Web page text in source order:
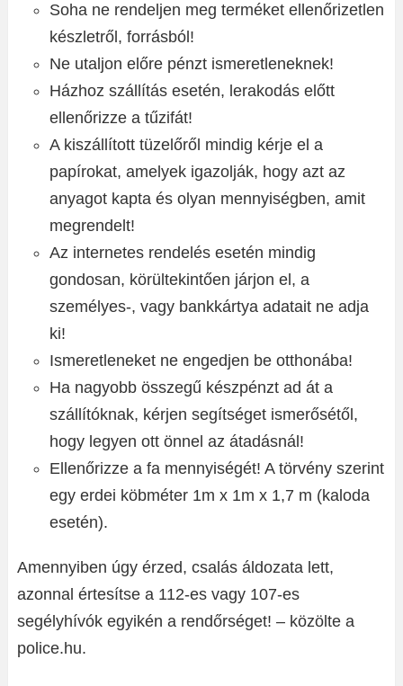
Soha ne rendeljen meg terméket ellenőrizetlen
készletről, forrásból!
Ne utaljon előre pénzt ismeretleneknek!
Házhoz szállítás esetén, lerakodás előtt
ellenőrizze a tűzifát!
A kiszállított tüzelőről mindig kérje el a
papírokat, amelyek igazolják, hogy azt az
anyagot kapta és olyan mennyiségben, amit
megrendelt!
Az internetes rendelés esetén mindig
gondosan, körültekintően járjon el, a
személyes-, vagy bankkártya adatait ne adja
ki!
Ismeretleneket ne engedjen be otthonába!
Ha nagyobb összegű készpénzt ad át a
szállítóknak, kérjen segítséget ismerősétől,
hogy legyen ott önnel az átadásnál!
Ellenőrizze a fa mennyiségét! A törvény szerint
egy erdei köbméter 1m x 1m x 1,7 m (kaloda
esetén).
Amennyiben úgy érzed, csalás áldozata lett,
azonnal értesítse a 112-es vagy 107-es
segélyhívók egyikén a rendőrséget! – közölte a
police.hu.